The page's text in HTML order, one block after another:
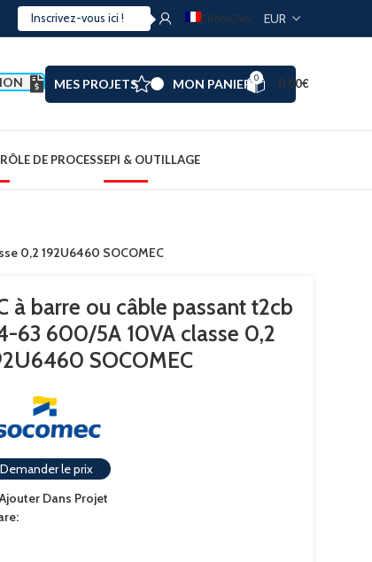
FRANÇAIS
MES PROJETS MON PANIER 0 0.00€
DE PROCESSEPI & OUTILLAGE
0,2 192U6460 SOCOMEC
à barre ou câble passant t2cb
63 600/5A 10VA classe 0,2
SOCOMEC
Demander le prix
Ajouter Dans Projet